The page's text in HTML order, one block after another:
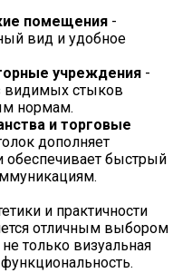
помещения -
вид и удобное
учреждения -
видимых стыков
нормам.
и торговые
дополняет
быстрый
и практичности
отличным выбором
только визуальная